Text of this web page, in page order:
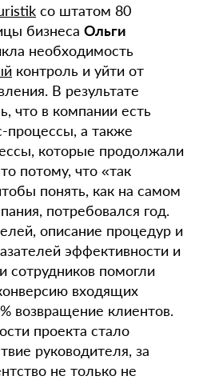
со штатом 80
бизнеса Ольги
необходимость
контроль и уйти от
В результате
что в компании есть
процессы, а также
которые продолжали
потому, что «так
понять, как на самом
потребовался год.
описание процедур и
эффективности и
сотрудников помогли
входящих
возвращение клиентов.
проекта стало
руководителя, за
не только не